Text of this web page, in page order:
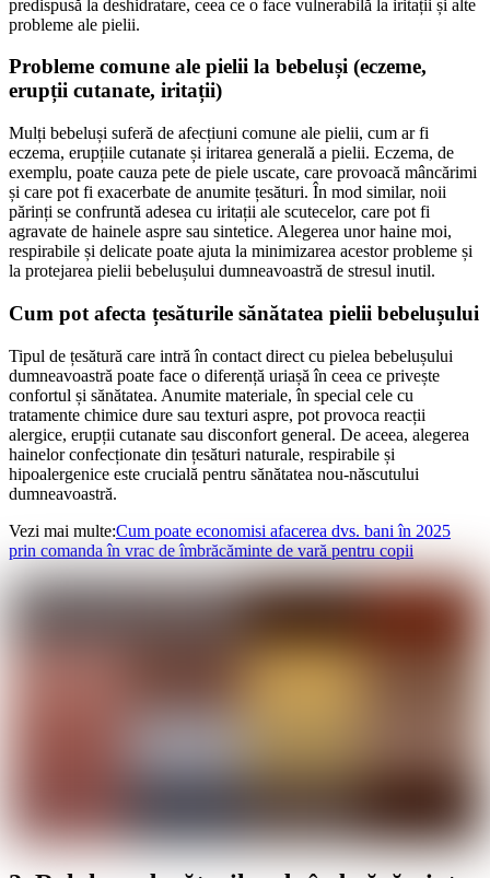
predispusă la deshidratare, ceea ce o face vulnerabilă la iritații și alte
probleme ale pielii.
Probleme comune ale pielii la bebeluși (eczeme,
erupții cutanate, iritații)
Mulți bebeluși suferă de afecțiuni comune ale pielii, cum ar fi
eczema, erupțiile cutanate și iritarea generală a pielii. Eczema, de
exemplu, poate cauza pete de piele uscate, care provoacă mâncărimi
și care pot fi exacerbate de anumite țesături. În mod similar, noii
părinți se confruntă adesea cu iritații ale scutecelor, care pot fi
agravate de hainele aspre sau sintetice. Alegerea unor haine moi,
respirabile și delicate poate ajuta la minimizarea acestor probleme și
la protejarea pielii bebelușului dumneavoastră de stresul inutil.
Cum pot afecta țesăturile sănătatea pielii bebelușului
Tipul de țesătură care intră în contact direct cu pielea bebelușului
dumneavoastră poate face o diferență uriașă în ceea ce privește
confortul și sănătatea. Anumite materiale, în special cele cu
tratamente chimice dure sau texturi aspre, pot provoca reacții
alergice, erupții cutanate sau disconfort general. De aceea, alegerea
hainelor confecționate din țesături naturale, respirabile și
hipoalergenice este crucială pentru sănătatea nou-născutului
dumneavoastră.
Vezi mai multe:Cum poate economisi afacerea dvs. bani în 2025
prin comanda în vrac de îmbrăcăminte de vară pentru copii